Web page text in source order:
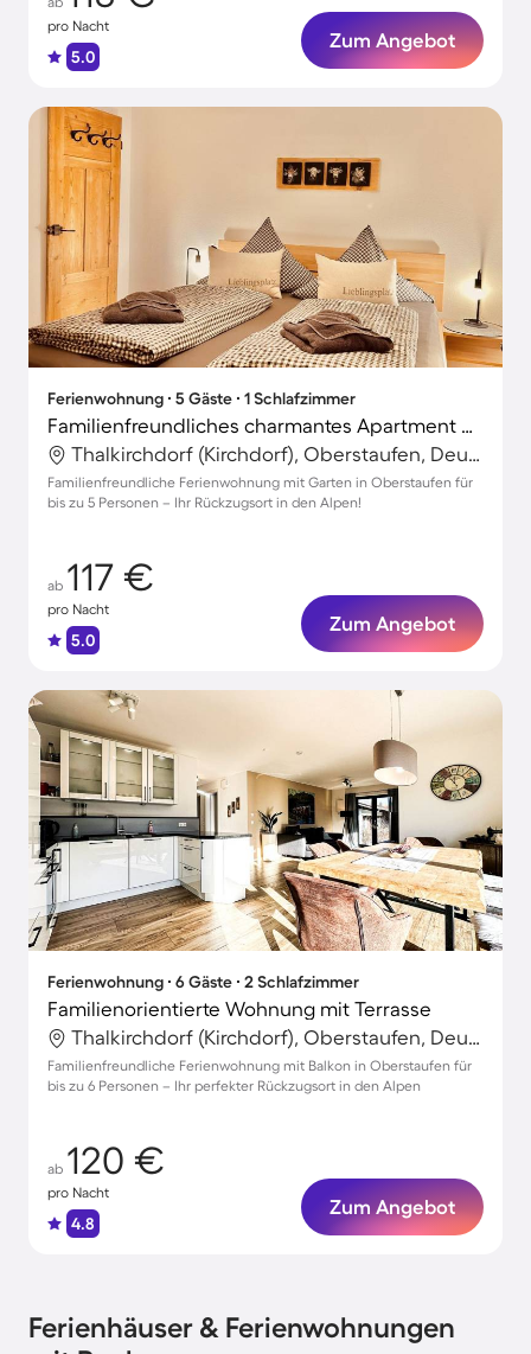
pro Nacht
5.0
Zum Angebot
Ferienwohnung ∙ 5 Gäste ∙ 1 Schlafzimmer
Familienfreundliches charmantes Apartment mit Grill, Garten und Terrasse | Gartenblick | Nah am Skifahren | Haustiere sind willkommen
Thalkirchdorf (Kirchdorf), Oberstaufen, Deutschland
Familienfreundliche Ferienwohnung mit Garten in Oberstaufen für
bis zu 5 Personen – Ihr Rückzugsort in den Alpen!
ab 117 €
pro Nacht
5.0
Zum Angebot
Ferienwohnung ∙ 6 Gäste ∙ 2 Schlafzimmer
Familienorientierte Wohnung mit Terrasse
Thalkirchdorf (Kirchdorf), Oberstaufen, Deutschland
Familienfreundliche Ferienwohnung mit Balkon in Oberstaufen für
bis zu 6 Personen – Ihr perfekter Rückzugsort in den Alpen
ab 120 €
pro Nacht
4.8
Zum Angebot
Ferienhäuser & Ferienwohnungen